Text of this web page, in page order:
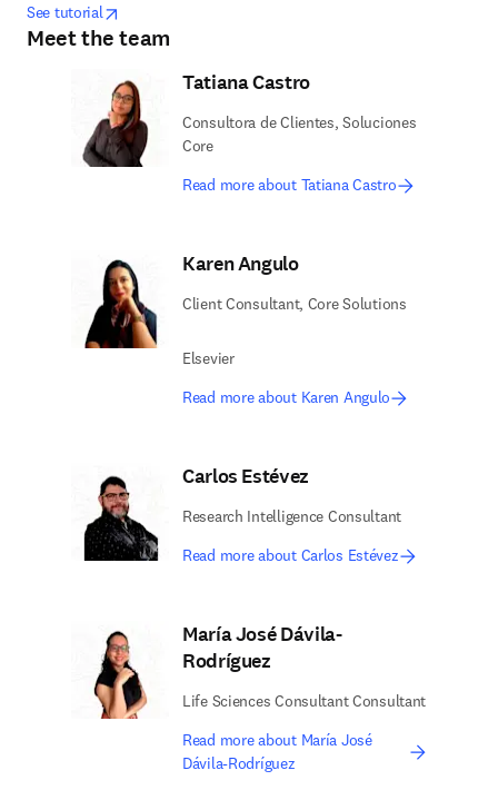
See tutorialopens in new tab/window
opens in new tab/window
Meet the team
Tatiana Castro
Consultora de Clientes, Soluciones
Core
Read more about Tatiana Castro
Karen Angulo
Client Consultant, Core Solutions
Elsevier
Read more about Karen Angulo
Carlos Estévez
Research Intelligence Consultant
Read more about Carlos Estévez
María José Dávila-
Rodríguez
Life Sciences Consultant Consultant
Read more about María José
Dávila-Rodríguez